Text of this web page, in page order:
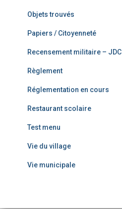
Objets trouvés
Papiers / Citoyenneté
Recensement militaire – JDC
Règlement
Réglementation en cours
Restaurant scolaire
Test menu
Vie du village
Vie municipale